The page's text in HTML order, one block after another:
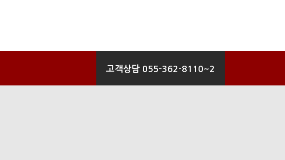
고객상담 055-362-8110~2